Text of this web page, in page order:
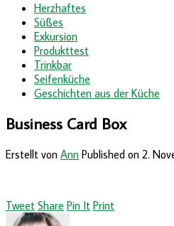
Herzhaftes
Süßes
Exkursion
Produkttest
Trinkbar
Seifenküche
Geschichten aus der Küche
Business Card Box
Erstellt von Ann Published on 2.
Tweet Share Pin It Print